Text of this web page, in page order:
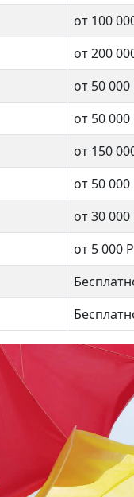
от 100
от 200
от 50 000
от 50 000
от 150
от 50 000
от 30 000
от 5 000 Р